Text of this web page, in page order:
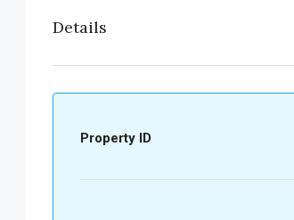
Details
Property ID